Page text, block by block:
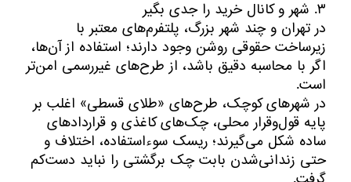
۳. شهر و کانال خرید را جدی بگیر
در تهران و چند شهر بزرگ، پلتفرم‌های معتبر با
زیرساخت حقوقی روشن وجود دارند؛ استفاده از آن‌ها،
اگر با محاسبه دقیق باشد، از طرح‌های غیررسمی امن‌تر
است.
در شهرهای کوچک، طرح‌های «طلای قسطی» اغلب بر
پایه قول‌وقرار محلی، چک‌های کاغذی و قراردادهای
ساده شکل می‌گیرند؛ ریسک سوءاستفاده، اختلاف و
حتی زندانی‌شدن بابت چک برگشتی را نباید دست‌کم